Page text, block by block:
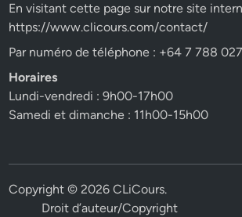
En visitant cette page sur notre site
https://www.clicours.com/contact/
Par numéro de téléphone : +64 7 788
Horaires
Lundi-vendredi : 9h00-17h00
Samedi et dimanche : 11h00-15h00
Copyright © 2026CLiCours.
Droit d’auteur/Copyright